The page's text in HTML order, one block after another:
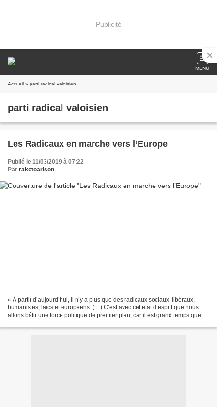
Publicité
MENU
Accueil » parti radical valoisien
parti radical valoisien
Les Radicaux en marche vers l’Europe
Publié le 11/03/2019 à 07:22
Par rakotoarison
« À partir d’aujourd’hui, il n’y a plus que des radicaux sociaux, libéraux,
humanistes, laïcs et européens. (…) C’est avec cet état d’esprit que nous
allons bâtir une force politique de premier plan, car il est grand temps que